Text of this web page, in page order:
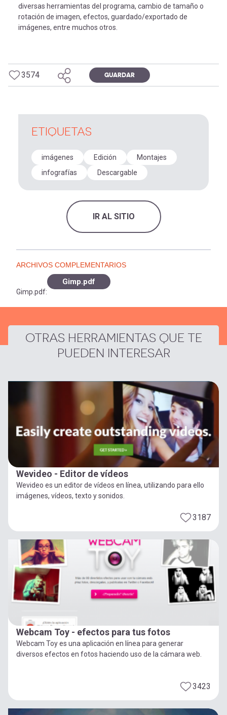
diversas herramientas del programa, cambio de tamaño o
rotación de imagen, efectos, guardado/exportado de
imágenes, entre muchos otros.
3574 GUARDAR
ETIQUETAS
imágenes Edición
Montajes
infografías
Descargable
IR AL SITIO
ARCHIVOS COMPLEMENTARIOS
Gimp.pdf:
Gimp.pdf
OTRAS HERRAMIENTAS QUE TE
PUEDEN INTERESAR
Wevideo - Editor de vídeos
Wevideo es un editor de vídeos en línea, utilizando para ello
imágenes, vídeos, texto y sonidos.
3187
Webcam Toy - efectos para tus fotos
Webcam Toy es una aplicación en línea para generar
diversos efectos en fotos haciendo uso de la cámara web.
3423